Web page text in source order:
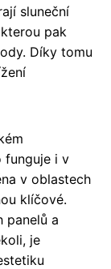
sluneční
pak
Díky tomu
funguje i v
v oblastech
klíčové.
panelů a
je